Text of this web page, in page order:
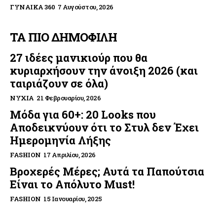
ΓΥΝΑΊΚΑ 360 7 Αυγούστου, 2026
ΤΑ ΠΙΟ ΔΗΜΟΦΙΛΗ
27 ιδέες μανικιούρ που θα
κυριαρχήσουν την άνοιξη 2026 (και
ταιριάζουν σε όλα)
ΝΎΧΙΑ 21 Φεβρουαρίου, 2026
Μόδα για 60+: 20 Looks που
Αποδεικνύουν ότι το Στυλ δεν Έχει
Ημερομηνία Λήξης
FASHION 17 Απριλίου, 2026
Βροχερές Μέρες; Αυτά τα Παπούτσια
Είναι το Απόλυτο Must!
FASHION 15 Ιανουαρίου, 2025